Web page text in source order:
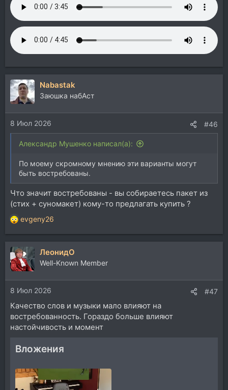
Nabastak
Заюшка набАст
8 Июл 2026 #46
Александр Мушенко написал(а):
По моему скромному мнению эти варианты могут
быть востребованы.
Что значит востребованы - вы собираетесь пакет из
(стих + суномакет) кому-то предлагать купить ?
Р
е
а
к
ц
и
и
:
evgeny26
ЛеонидО
Well-Known Member
8 Июл 2026 #47
Качество слов и музыки мало влияют на
востребованность. Гораздо больше влияют
настойчивость и момент
Вложения